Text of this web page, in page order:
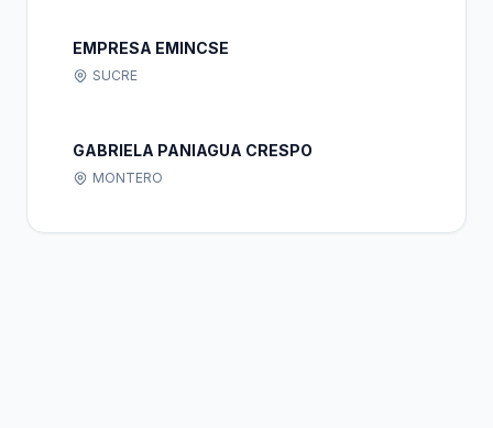
EMPRESA EMINCSE
SUCRE
GABRIELA PANIAGUA CRESPO
MONTERO